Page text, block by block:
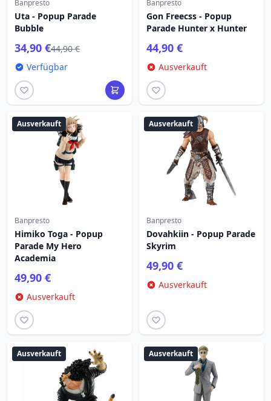
Banpresto
Uta - Popup Parade
Bubble
34,90 €44,90 €
Verfügbar
Banpresto
Gon Freecss - Popup
Parade Hunter x Hunter
44,90 €
Ausverkauft
Ausverkauft
Banpresto
Himiko Toga - Popup
Parade My Hero
Academia
49,90 €
Ausverkauft
Ausverkauft
Banpresto
Dovahkiin - Popup Parade
Skyrim
49,90 €
Ausverkauft
Ausverkauft Ausverkauft